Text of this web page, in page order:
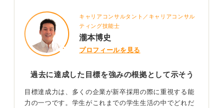
人は差別化されます。
最後に「ほかの強みの方が良い場合」とありますが「別
のものの方が多分ウケが良いかもしれない」と思って質
問者さんが最も自信を持っているものをアピールしない
を、どのようにすれば相手にささる内容になるのかを工
夫することに注力しましょう。
キャリアコンサルタント／キャリアコンサル
ティング技能士
瀧本博史
プロフィールを見る
過去に達成した目標を強みの根拠として示そう
目標達成力は、多くの企業が新卒採用の際に重視する能
力の一つです。学生がこれまでの学生生活の中でどれだ